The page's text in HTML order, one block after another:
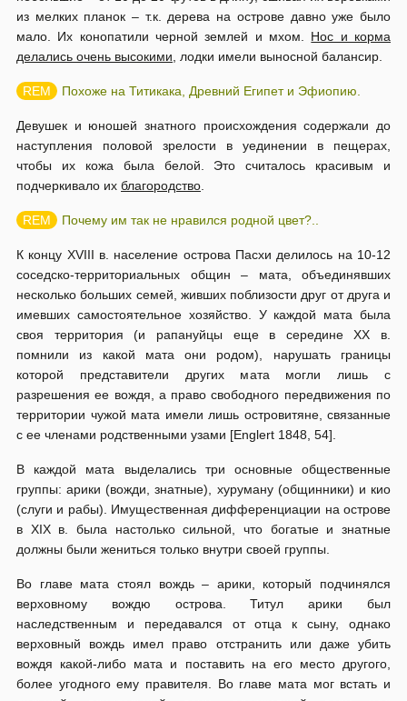
из мелких пла­нок – т.к. дерева на острове давно уже было
мало. Их конопатили черной землей и мхом. Нос и корма
делались очень высокими , лодки имели выносной балансир.
Похоже на Титикака, Древний Египет и Эфиопию.
Девушек и юношей знатного происхождения содержали до
наступления половой зрелости в уединении в пещерах,
чтобы их кожа была белой. Это считалось красивым и
подчеркивало их благородство
Почему им так не нравился родной цвет?..
К концу XVIII в. население острова Пасхи делилось на 10-12
соседско-территориальных общин – мата, объединявших
несколько больших семей, живших поблизости друг от друга и
имевших самостоятельное хозяйство. У каждой мата была
своя территория (и рапануйцы еще в середине ХХ в.
помнили из какой мата они родом), нарушать границы
которой представители других мата могли лишь с
разрешения ее вождя, а право свободного передвижения по
территории чужой мата имели лишь островитяне, связанные
с ее членами родственными узами [Englert 1848, 54].
В каждой мата выделались три основные общественные
группы: арики (вожди, знатные), хуруману (общинники) и кио
(слуги и рабы). Имущественная дифференциации на острове
в XIX в. была настолько сильной, что богатые и знатные
должны были жениться только внутри своей группы.
Во главе мата стоял вождь – арики, который подчинялся
верховному вождю острова. Титул арики был
наследственным и передавался от отца к сыну, однако
верховный вождь имел право отстранить или даже убить
вождя какой-либо мата и поставить на его место другого,
более угодного ему правителя. Во главе мата мог встать и